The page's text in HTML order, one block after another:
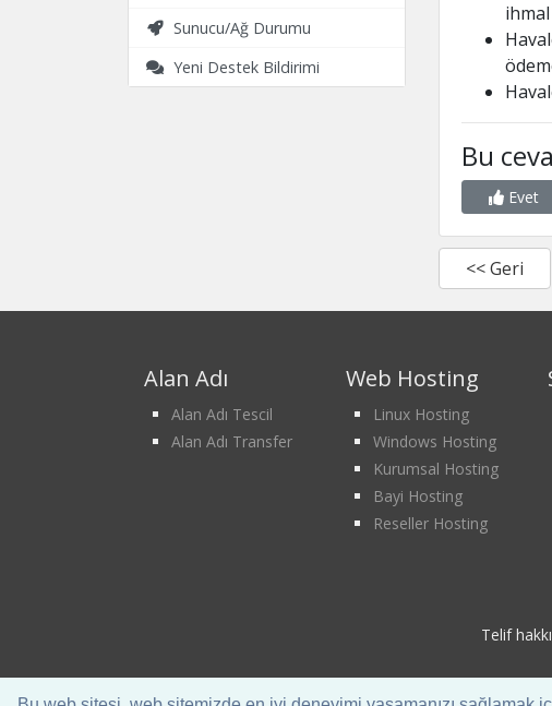
Sunucu/Ağ Durumu
Yeni Destek Bildirimi
Bu
Evet
<< Geri
Alan Adı
Alan Adı Tescil
Alan Adı Transfer
Web Hosting
Linux Hosting
Windows Hosting
Kurumsal Hosting
Bayi Hosting
Reseller Hosting
Telif